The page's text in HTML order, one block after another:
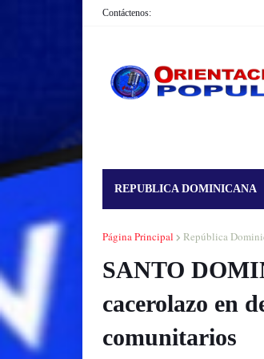
Contáctenos:
REPUBLICA DOMINICANA
Página Principal República
SANTO
cacerolazo en
comunitarios